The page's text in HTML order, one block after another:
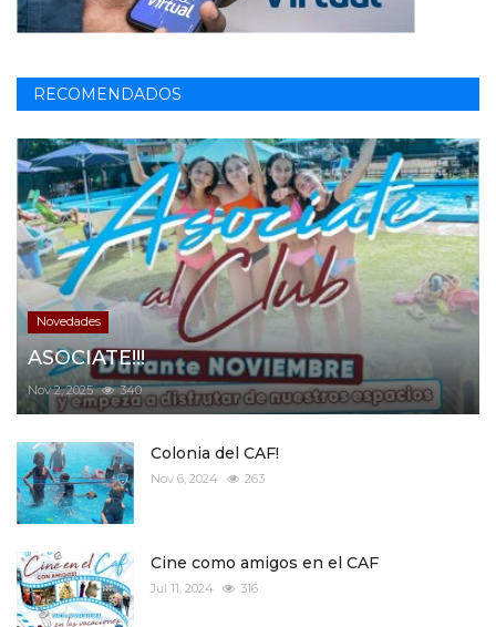
RECOMENDADOS
Novedades
ASOCIATE!!!
Nov 2, 2025 340
Colonia del CAF!
Nov 6, 2024 263
Cine como amigos en el CAF
Jul 11, 2024 316